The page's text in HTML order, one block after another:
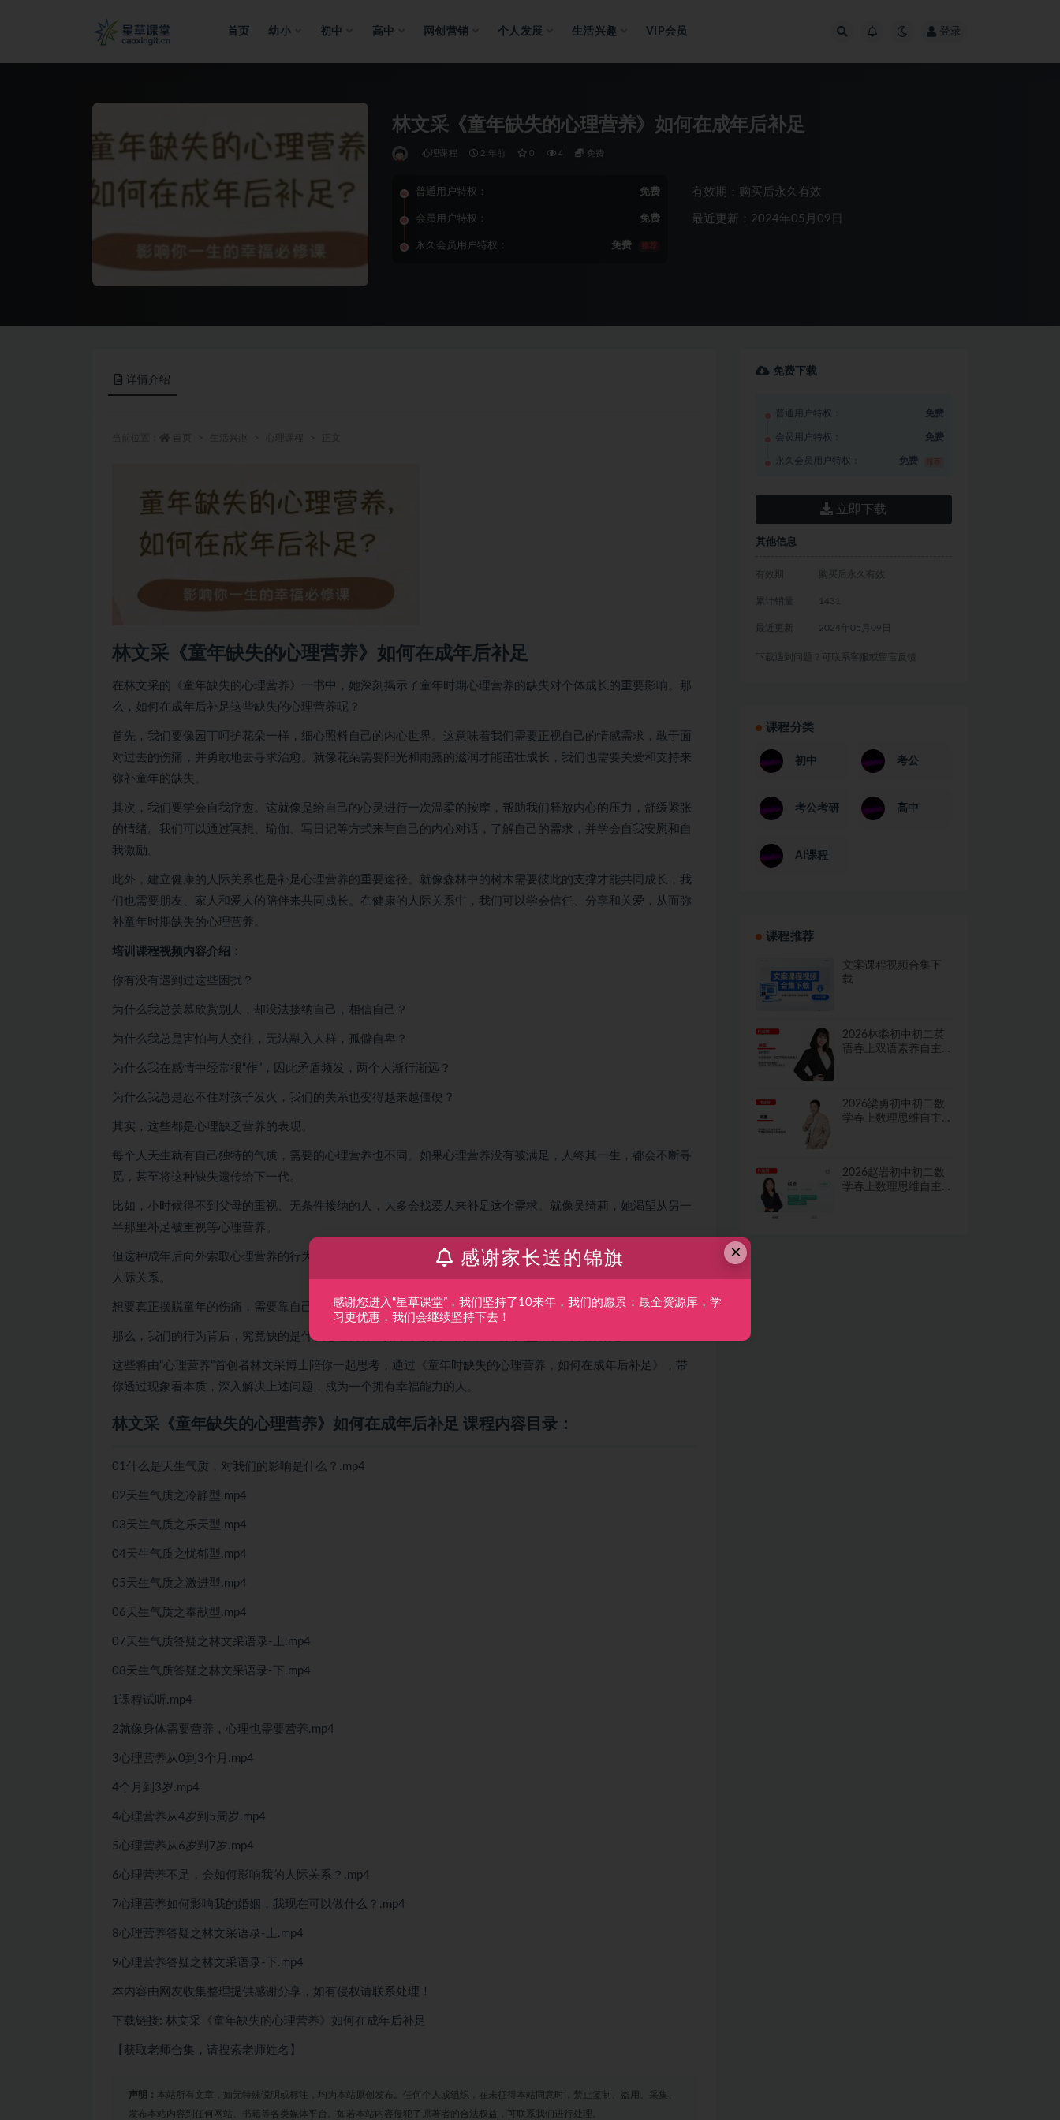
首页 幼小 初中 高中 网创营销 个人发展 生活兴趣 VIP会员 登录
林文采《童年缺失的心理营养》如何在成年后补足
心理课程 2 年前 0 4 免费
普通用户特权： 免费
会员用户特权： 免费
永久会员用户特权： 免费 推荐
有效期：购买后永久有效
最近更新：2024年05月09日
详情介绍
林文采《童年缺失的心理营养》如何在成年后补足
在林文采的《童年缺失的心理营养》一书中，她深刻揭示了童年时期心理营养的缺失对个体成长的重要影响。那
么，如何在成年后补足这些缺失的心理营养呢？
首先，我们要像园丁呵护花朵一样，细心照料自己的内心世界。这意味着我们需要正视自己的情感需求，敢于面
对过去的伤痛，并勇敢地去寻求治愈。就像花朵需要阳光和雨露的滋润才能茁壮成长，我们也需要关爱和支持来
弥补童年的缺失。
其次，我们要学会自我疗愈。这就像是给自己的心灵进行一次温柔的按摩，帮助我们释放内心的压力，舒缓紧张
的情绪。我们可以通过冥想、瑜伽、写日记等方式来与自己的内心对话，了解自己的需求，并学会自我安慰和自
我激励。
此外，建立健康的人际关系也是补足心理营养的重要途径。就像森林中的树木需要彼此的支撑才能共同成长，我
们也需要朋友、家人和爱人的陪伴来共同成长。在健康的人际关系中，我们可以学会信任、分享和关爱，从而弥
补童年时期缺失的心理营养。
培训课程视频内容介绍：
你有没有遇到过这些困扰？
为什么我总羡慕欣赏别人，却没法接纳自己，相信自己？
为什么我总是害怕与人交往，无法融入人群，孤僻自卑？
为什么我在感情中经常很“作”，因此矛盾频发，两个人渐行渐远？
为什么我总是忍不住对孩子发火，我们的关系也变得越来越僵硬？
其实，这些都是心理缺乏营养的表现。
每个人天生就有自己独特的气质，需要的心理营养也不同。如果心理营养没有被满足，人终其一生，都会不断寻
觅，甚至将这种缺失遗传给下一代。
比如，小时候得不到父母的重视、无条件接纳的人，大多会找爱人来补足这个需求。就像吴绮莉，她渴望从另一
半那里补足被重视等心理营养。
但这种成年后向外索取心理营养的行为，不仅无法帮我们补足童年的缺失，还可能影响我们现在的工作、婚姻和
人际关系。
想要真正摆脱童年的伤痛，需要靠自己的力量，帮助自己补足。
那么，我们的行为背后，究竟缺的是什么心理营养？如果了解自己的天生气质类型，在成年后补足？
这些将由“心理营养”首创者林文采博士陪你一起思考，通过《童年时缺失的心理营养，如何在成年后补足》，带
你透过现象看本质，深入解决上述问题，成为一个拥有幸福能力的人。
林文采《童年缺失的心理营养》如何在成年后补足 课程内容目录：
01什么是天生气质，对我们的影响是什么？.mp4
02天生气质之冷静型.mp4
03天生气质之乐天型.mp4
04天生气质之忧郁型.mp4
05天生气质之激进型.mp4
06天生气质之奉献型.mp4
07天生气质答疑之林文采语录-上.mp4
08天生气质答疑之林文采语录-下.mp4
1课程试听.mp4
2就像身体需要营养，心理也需要营养.mp4
3心理营养从0到3个月.mp4
4个月到3岁.mp4
4心理营养从4岁到5周岁.mp4
5心理营养从6岁到7岁.mp4
6心理营养不足，会如何影响我的人际关系？.mp4
7心理营养如何影响我的婚姻，我现在可以做什么？.mp4
8心理营养答疑之林文采语录-上.mp4
9心理营养答疑之林文采语录-下.mp4
本内容由网友收集整理提供感谢分享，如有侵权请联系处理！
下载链接: 林文采《童年缺失的心理营养》如何在成年后补足
【获取老师合集，请搜索老师姓名】
声明： 本站所有文章，如无特殊说明或标注，均为本站原创发布。任何个人或组织，在未征得本站同意时，禁止复制、盗用、采集、
发布本站内容到任何网站、书籍等各类媒体平台。如若本站内容侵犯了原著者的合法权益，可联系我们进行处理。
免费下载
普通用户特权： 免费
会员用户特权： 免费
永久会员用户特权： 免费
立即下载
其他信息
有效期 购买后永久有效
累计销量 1431
最近更新 2024年05月09日
下载遇到问题？可联系客服或留言反馈
课程分类
初中 考公
考公考研 高中
AI课程
课程推荐
文案课程视频合集下
载
2026林淼初中初二英
语春上双语素养自主
2026梁勇初中初二数
学春上数理思维自主
2026赵岩初中初二数
学春上数理思维自主
×
感谢家长送的锦旗
感谢您进入“星草课堂”，我们坚持了10来年，我们的愿景：最全资源库，学
习更优惠，我们会继续坚持下去！